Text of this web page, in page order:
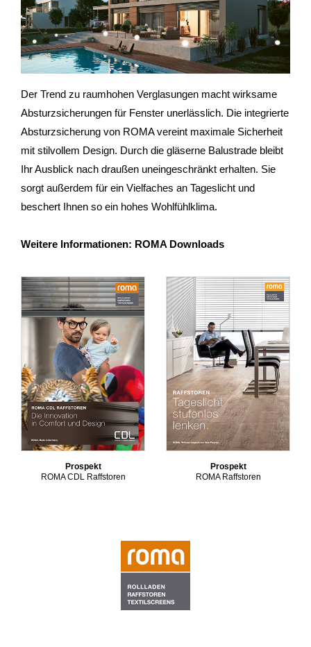
Der Trend zu raumhohen Verglasungen macht wirksame
Absturzsicherungen für Fenster unerlässlich. Die integrierte
Absturzsicherung von ROMA vereint maximale Sicherheit
mit stilvollem Design. Durch die gläserne Balustrade bleibt
Ihr Ausblick nach draußen uneingeschränkt erhalten. Sie
sorgt außerdem für ein Vielfaches an Tageslicht und
beschert Ihnen so ein hohes Wohlfühlklima.
Weitere Informationen: ROMA Downloads
Prospekt
ROMA CDL Raffstoren
Prospekt
ROMA Raffstoren